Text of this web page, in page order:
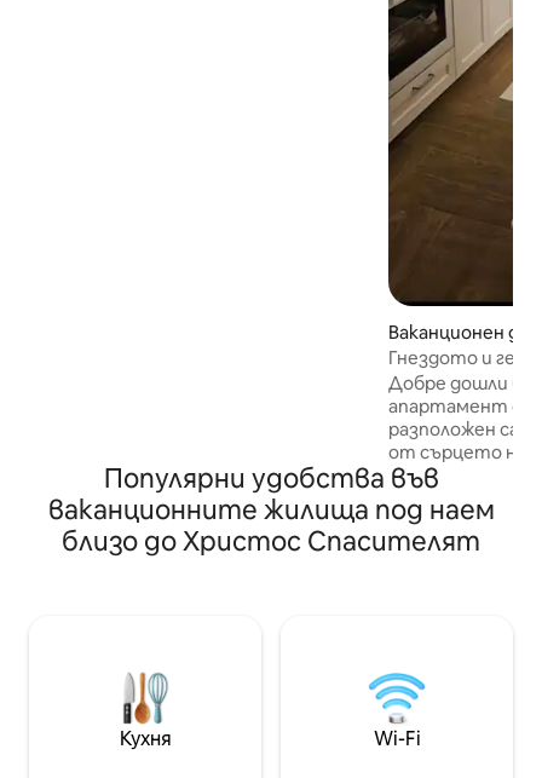
Ваканционен
Гнездото и
Добре дошли в
апартамент с
разположен
от сърцето на
център на
място за
и спокоен
достъп до
добре
модерни
двойки или
Популярни удобства във
ваканционните жилища под наем
близо до Христос Спасителят
Кухня Wi-Fi